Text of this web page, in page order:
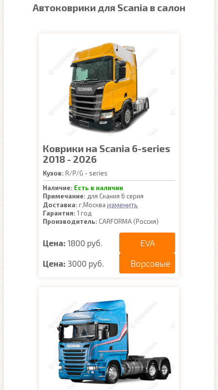
Автоковрики для Scania в салон
Коврики на Scania 6-series
2018 - 2026
Кузов: R/P/G - series
Наличие: Есть в наличии
Примечание: для Скания 6 серия
Доставка: г.Москва изменить
Гарантия: 1 год
Производитель: CARFORMA (Россия)
Цена: 1800 руб. EVA
Цена: 3000 руб. Ворсовые